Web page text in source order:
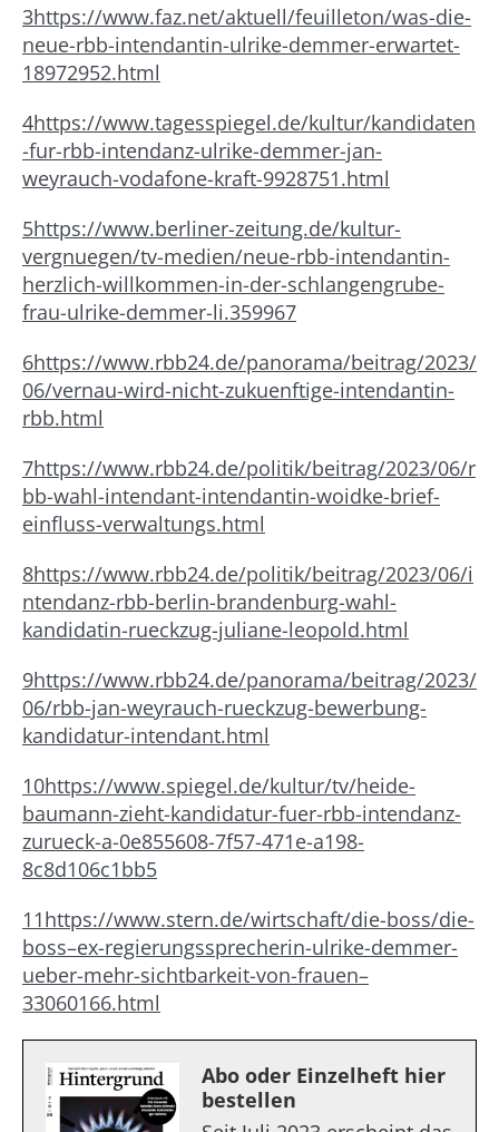
3https://www.faz.net/aktuell/feuilleton/was-die-
neue-rbb-intendantin-ulrike-demmer-erwartet-
18972952.html
4https://www.tagesspiegel.de/kultur/kandidaten
-fur-rbb-intendanz-ulrike-demmer-jan-
weyrauch-vodafone-kraft-9928751.html
5https://www.berliner-zeitung.de/kultur-
vergnuegen/tv-medien/neue-rbb-intendantin-
herzlich-willkommen-in-der-schlangengrube-
frau-ulrike-demmer-li.359967
6https://www.rbb24.de/panorama/beitrag/2023/
06/vernau-wird-nicht-zukuenftige-intendantin-
rbb.html
7https://www.rbb24.de/politik/beitrag/2023/06/r
bb-wahl-intendant-intendantin-woidke-brief-
einfluss-verwaltungs.html
8https://www.rbb24.de/politik/beitrag/2023/06/i
ntendanz-rbb-berlin-brandenburg-wahl-
kandidatin-rueckzug-juliane-leopold.html
9https://www.rbb24.de/panorama/beitrag/2023/
06/rbb-jan-weyrauch-rueckzug-bewerbung-
kandidatur-intendant.html
10https://www.spiegel.de/kultur/tv/heide-
baumann-zieht-kandidatur-fuer-rbb-intendanz-
zurueck-a-0e855608-7f57-471e-a198-
8c8d106c1bb5
11https://www.stern.de/wirtschaft/die-boss/die-
boss–ex-regierungssprecherin-ulrike-demmer-
ueber-mehr-sichtbarkeit-von-frauen–
33060166.html
Abo oder Einzelheft hier
bestellen